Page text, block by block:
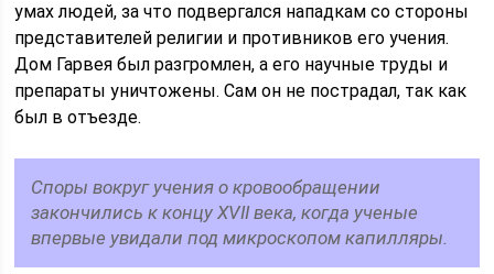
умах людей, за что подвергался нападкам со стороны
представителей религии и противников его учения.
Дом Гарвея был разгромлен, а его научные труды и
препараты уничтожены. Сам он не пострадал, так как
был в отъезде.
Споры вокруг учения о кровообращении
закончились к концу XVII века, когда ученые
впервые увидали под микроскопом капилляры.